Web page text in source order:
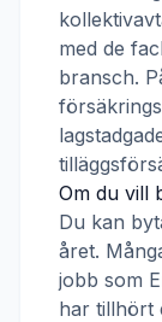
med de
bransch.
Om du vill
Du kan
året.
jobb som
har tillhört